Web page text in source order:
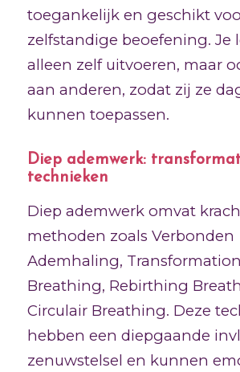
toegankelijk en geschikt
zelfstandige beoefening. Je
alleen zelf uitvoeren, maar
aan anderen, zodat zij ze
kunnen toepassen.
Diep ademwerk:
technieken
Diep ademwerk omvat
methoden zoals Verbonden
Ademhaling,
Breathing, Rebirthing
Circulair Breathing. Deze
hebben een diepgaande
zenuwstelsel en kunnen